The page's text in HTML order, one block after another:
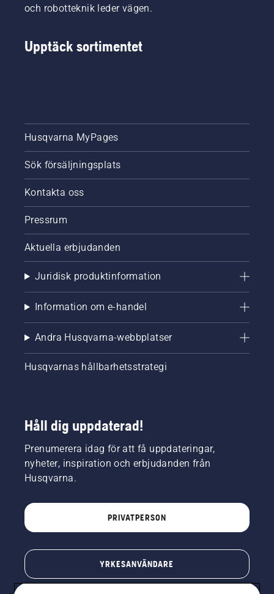
och robotteknik leder vägen.
Upptäck sortimentet
Husqvarna MyPages
Sök försäljningsplats
Kontakta oss
Pressrum
Aktuella erbjudanden
Juridisk produktinformation
Information om e-handel
Andra Husqvarna-webbplatser
Husqvarnas hållbarhetsstrategi
Håll dig uppdaterad!
Prenumerera idag för att få uppdateringar,
nyheter, inspiration och erbjudanden från
Husqvarna.
PRIVATPERSON
YRKESANVÄNDARE